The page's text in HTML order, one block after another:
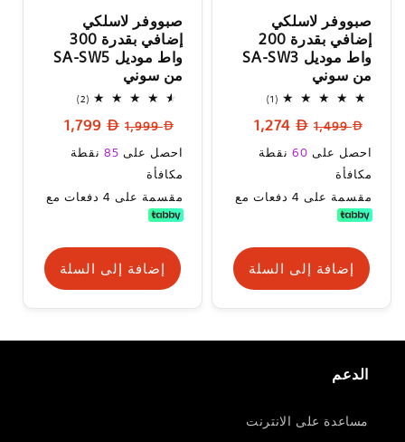
صبووفر لاسلكي
إضافي بقدرة 200
واط موديل SA-SW3
من سوني
(1)
1
المراجعات
السعر
العادي
1,499
سعر
البيع
سعر
البيع
احصل على 60 نقطة
مكافأة
مقسمة على 4 دفعات مع
إضافة إلى السلة
صبووفر لاسلكي
إضافي بقدرة 300
واط موديل SA-SW5
من سوني
(2)
2
المراجعات
السعر
العادي
1,999
سعر
البيع
سعر
البيع
احصل على 85 نقطة
مكافأة
مقسمة على 4 دفعات مع
إضافة إلى السلة
الدعم
مساعدة على الانترنت